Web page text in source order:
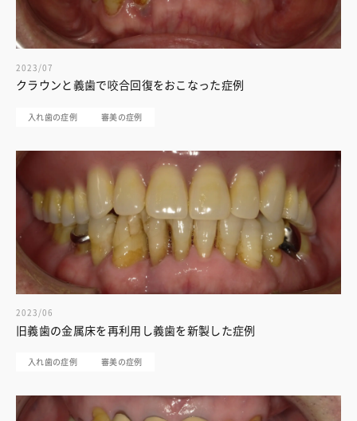
2023/07
クラウンと義歯で咬合回復をおこなった症例
入れ歯の症例 審美の症例
2023/06
旧義歯の金属床を再利用し義歯を新製した症例
入れ歯の症例 審美の症例